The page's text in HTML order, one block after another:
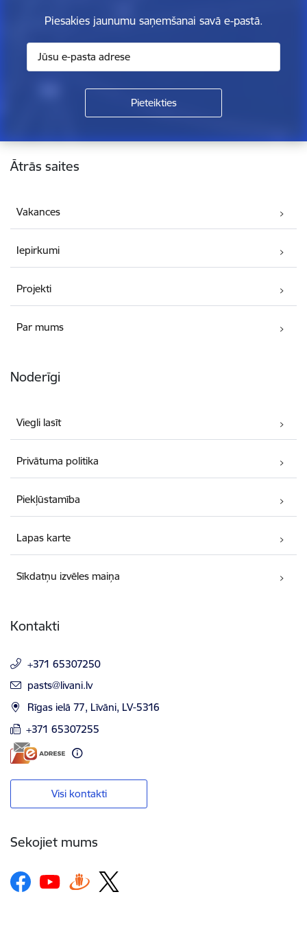
Piesakies jaunumu saņemšanai savā e-pastā.
Kājene
Ātrās saites
Vakances
Iepirkumi
Projekti
Par mums
Noderīgi
Viegli lasīt
Privātuma politika
Piekļūstamība
Lapas karte
Sīkdatņu izvēles maiņa
Kontakti
+371 65307250
E-pasts:
pasts@livani.lv
Rīgas ielā 77, Līvāni, LV-5316
+371 65307255
Visi kontakti
Sekojiet mums